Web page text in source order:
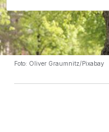
Foto: Oliver Graumnitz/Pixabay